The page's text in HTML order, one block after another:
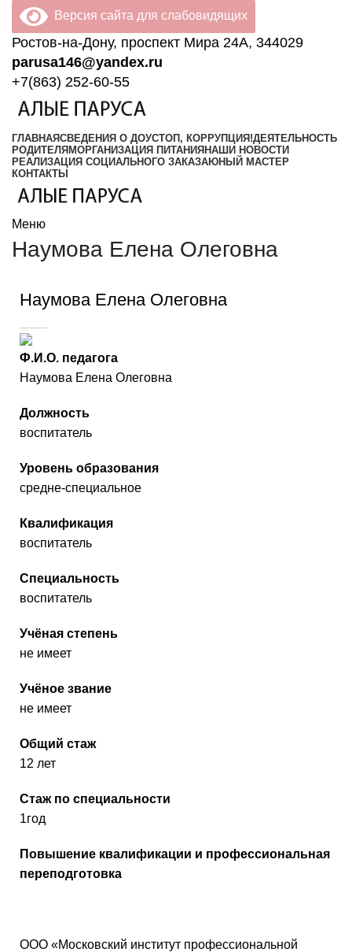
Версия сайта для слабовидящих
Ростов-на-Дону, проспект Мира 24А, 344029
parusa146@yandex.ru
+7(863) 252-60-55
ГЛАВНАЯСВЕДЕНИЯ О ДОУСТОП, КОРРУПЦИЯ!ДЕЯТЕЛЬНОСТЬ
РОДИТЕЛЯМОРГАНИЗАЦИЯ ПИТАНИЯ НАШИ НОВОСТИ
РЕАЛИЗАЦИЯ СОЦИАЛЬНОГО ЗАКАЗАЮНЫЙ МАСТЕР
КОНТАКТЫ
Меню
Наумова Елена Олеговна
Наумова Елена Олеговна
Ф.И.О. педагога
Наумова Елена Олеговна
Должность
воспитатель
Уровень образования
средне-специальное
Квалификация
воспитатель
Специальность
воспитатель
Учёная степень
не имеет
Учёное звание
не имеет
Общий стаж
12 лет
Стаж по специальности
1год
Повышение квалификации и профессиональная
переподготовка
ООО «Московский институт профессиональной